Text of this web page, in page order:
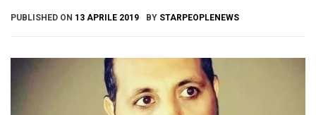
PUBLISHED ON 13 APRILE 2019 BY STARPEOPLENEWS